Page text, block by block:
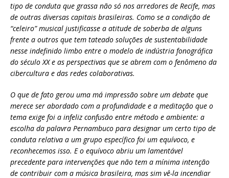
tipo de conduta que grassa não só nos arredores de Recife, mas
de outras diversas capitais brasileiras. Como se a condição de
“celeiro” musical justificasse a atitude de soberba de alguns
frente a outros que tem tateado soluções de sustentabilidade
nesse indefinido limbo entre o modelo de indústria fonográfica
do século XX e as perspectivas que se abrem com o fenômeno da
cibercultura e das redes colaborativas.
O que de fato gerou uma má impressão sobre um debate que
merece ser abordado com a profundidade e a meditação que o
tema exige foi a infeliz confusão entre método e ambiente: a
escolha da palavra Pernambuco para designar um certo tipo de
conduta relativa a um grupo específico foi um equívoco, e
reconhecemos isso. E o equívoco abriu um lamentável
precedente para intervenções que não tem a mínima intenção
de contribuir com a música brasileira, mas sim vê-la incendiar